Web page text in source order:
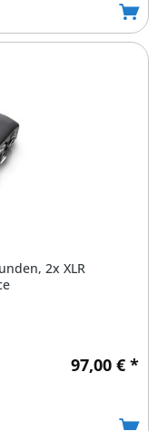
2x XLR
97,00 € *